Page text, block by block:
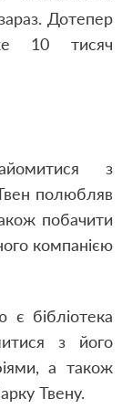
Дотепер
10 тисяч
з
полюбляв
побачити
компанією
бібліотека
з його
а також
Твену.